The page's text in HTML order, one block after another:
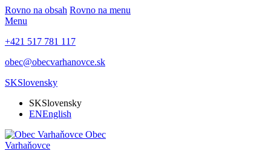
Rovno na obsah Rovno na menu
Menu
+421 517 781 117
obec@obecvarhanovce.sk
SKSlovensky
SKSlovensky
ENEnglish
Obec
Varhaňovce